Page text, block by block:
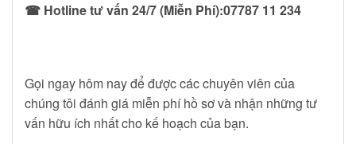
☎ Hotline tư vấn 24/7 (Miễn Phí):07787 11 234
Gọi ngay hôm nay để được các chuyên viên của
chúng tôi đánh giá miễn phí hồ sơ và nhận những tư
vấn hữu ích nhất cho kế hoạch của bạn.